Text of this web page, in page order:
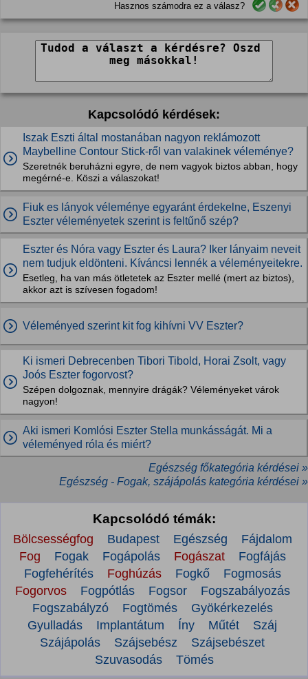
Hasznos számodra ez a válasz?
Kapcsolódó kérdések:
Iszak Eszti által mostanában nagyon reklámozott
Maybelline Contour Stick-ről van valakinek véleménye?
Szeretnék beruházni egyre, de nem vagyok biztos abban, hogy
megérné-e. Köszi a válaszokat!
Fiuk es lányok véleménye egyaránt érdekelne, Eszenyi
Eszter véleményetek szerint is feltűnő szép?
Eszter és Nóra vagy Eszter és Laura? Iker lányaim neveit
nem tudjuk eldönteni. Kíváncsi lennék a véleményeitekre.
Esetleg, ha van más ötletetek az Eszter mellé (mert az biztos),
akkor azt is szívesen fogadom!
Véleményed szerint kit fog kihívni VV Eszter?
Ki ismeri Debrecenben Tibori Tibold, Horai Zsolt, vagy
Joós Eszter fogorvost?
Szépen dolgoznak, mennyire drágák? Véleményeket várok
nagyon!
Aki ismeri Komlósi Eszter Stella munkásságát. Mi a
véleményed róla és miért?
Egészség főkategória kérdései »
Egészség - Fogak, szájápolás kategória kérdései »
Kapcsolódó témák:
Bölcsességfog Budapest Egészség
Fájdalom
Fog
Fogak Fogápolás Fogászat
Fogfájás
Fogfehérítés
Foghúzás Fogkő
Fogmosás
Fogorvos
Fogpótlás Fogsor
Fogszabályozás
Fogszabályzó
Fogtömés
Gyökérkezelés
Gyulladás
Implantátum Íny Műtét
Száj
Szájápolás
Szájsebész
Szájsebészet
Szuvasodás
Tömés